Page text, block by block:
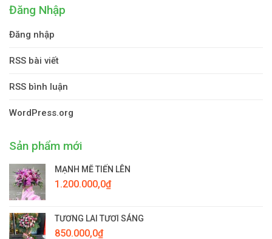
Đăng Nhập
Đăng nhập
RSS bài viết
RSS bình luận
WordPress.org
Sản phẩm mới
MẠNH MẼ TIẾN LÊN
1.200.000,0₫
TƯƠNG LAI TƯƠI SÁNG
850.000,0₫